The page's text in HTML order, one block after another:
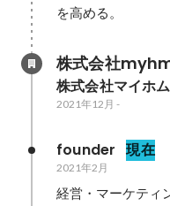
株式会社
株式会社マイホ
2021年12月 -
founder 現在
2021年2月
経営・マーケティ